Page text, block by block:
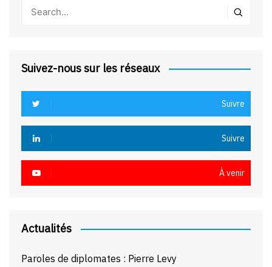
Suivez-nous sur les réseaux
Suivre
Suivre
À venir
Actualités
Paroles de diplomates : Pierre Levy